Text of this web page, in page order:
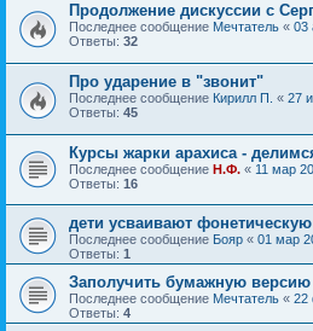
Продолжение дискуссии с
Последнее сообщение Мечтатель « 03
Ответы: 32
Про ударение в "звонит"
Последнее сообщение Кирилл П. « 27
Ответы: 45
Курсы жарки арахиса -
Последнее сообщение Н.Ф. « 11 мар
Ответы: 16
дети усваивают
Последнее сообщение Бояр « 01 мар
Ответы: 1
Заполучить бумажную версию
Последнее сообщение Мечтатель « 22
Ответы: 4